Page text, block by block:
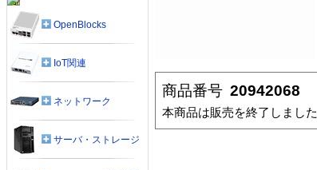
商品番号 20942068
本商品は販売を終了しました
OpenBlocks
IoT関連
ネットワーク
サーバ・ストレージ